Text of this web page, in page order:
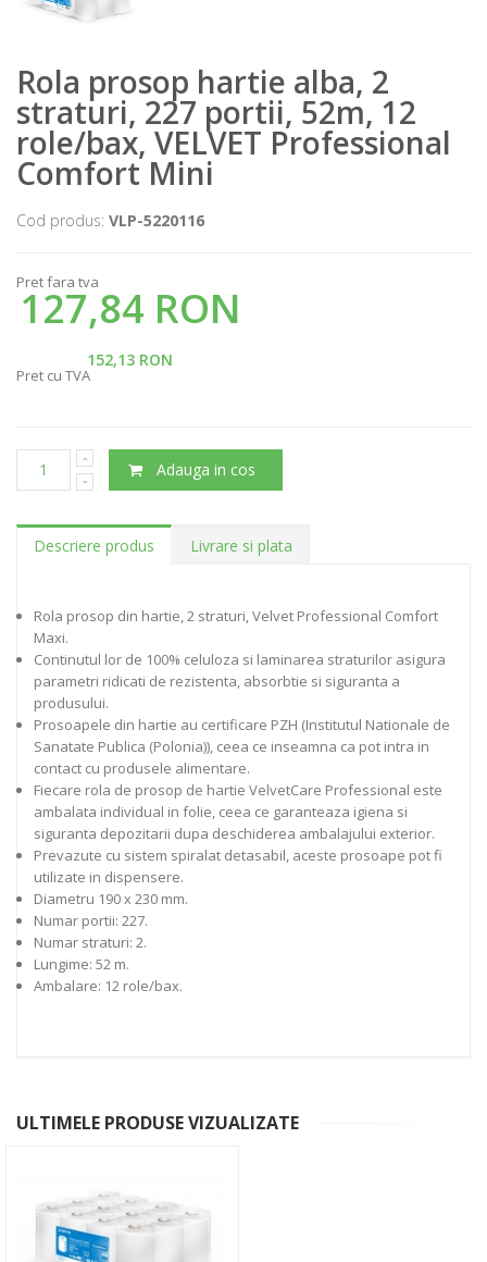
Rola prosop hartie alba, 2
straturi, 227 portii, 52m, 12
role/bax, VELVET Professional
Comfort Mini
Cod produs: VLP-5220116
Pret fara tva
127,84 RON
152,13 RON
Pret cu TVA
Adauga in cos
Descriere produs Livrare si plata
Rola prosop din hartie, 2 straturi, Velvet Professional Comfort
Maxi.
Continutul lor de 100% celuloza si laminarea straturilor asigura
parametri ridicati de rezistenta, absorbtie si siguranta a
produsului.
Prosoapele din hartie au certificare PZH (Institutul Nationale de
Sanatate Publica (Polonia)), ceea ce inseamna ca pot intra in
contact cu produsele alimentare.
Fiecare rola de prosop de hartie VelvetCare Professional este
ambalata individual in folie, ceea ce garanteaza igiena si
siguranta depozitarii dupa deschiderea ambalajului exterior.
Prevazute cu sistem spiralat detasabil, aceste prosoape pot fi
utilizate in dispensere.
Diametru 190 x 230 mm.
Numar portii: 227.
Numar straturi: 2.
Lungime: 52 m.
Ambalare: 12 role/bax.
ULTIMELE PRODUSE VIZUALIZATE